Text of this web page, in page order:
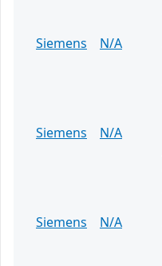
Siemens
N/A
Siemens
N/A
Siemens
N/A